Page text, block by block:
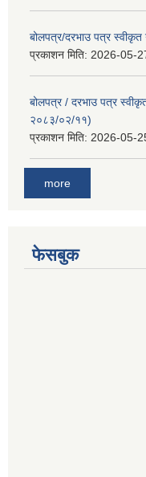
बोलपत्र/दरभाउ पत्र
प्रकाशन मिति: 2026-05-
बोलपत्र / दरभाउ पत्र
२०८३/०२/११)
प्रकाशन मिति: 2026-05-
more
फेसबुक